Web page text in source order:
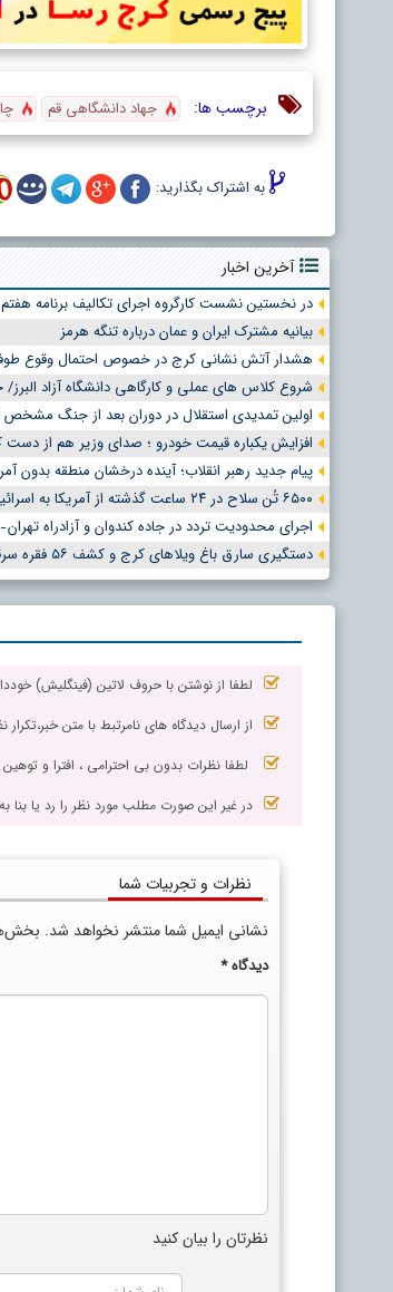
برچسب ها: جهاد دانشگاهی قم
به اشتراک بگذارید:
آخرین اخبار
در نخستین نشست کارگروه اجرای تکالیف برنامه
بیانیه مشترک ایران و عمان درباره تنگه هرمز
هشدار آتش نشانی کرج در خصوص احتمال وقوع
شروع کلاس های عملی و کارگاهی دانشگاه آزاد
اولین تمدیدی استقلال در دوران بعد از جنگ
افزایش یکباره قیمت خودرو ؛ صدای وزیر هم از دست
پیام جدید رهبر انقلاب؛ آینده درخشان منطقه بدون
۶۵۰۰ تُن سلاح در ۲۴ ساعت گذشته از آمریکا به اسرائیل ارس
اجرای محدودیت تردد در جاده کندوان و آزادراه تهران ̵
دستگیری سارق باغ ویلاهای کرج و کشف ۵۶ فقره سرقت
لطفا از نوشتن با حروف لاتین (فینگلیش)
از ارسال دیدگاه های نامرتبط با متن
لطفا نظرات بدون بی احترامی ، افترا و
در غیر این صورت مطلب مورد نظر را رد یا
نظرات و تجربیات شما
نشانی ایمیل شما منتشر نخواهد شد.
دیدگاه*
نظرتان را بیان کنید